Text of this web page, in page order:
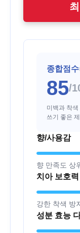
종합점수
85/
미백과 착
쓰기 좋은
향/사용감
향 만족도 상
치아 보호력
강한 착색 방
성분 효능